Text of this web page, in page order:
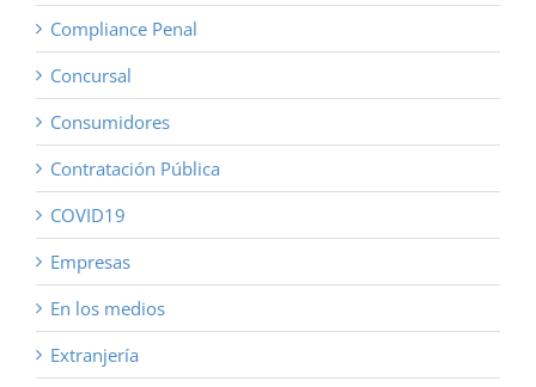
Compliance Penal
Concursal
Consumidores
Contratación Pública
COVID19
Empresas
En los medios
Extranjería